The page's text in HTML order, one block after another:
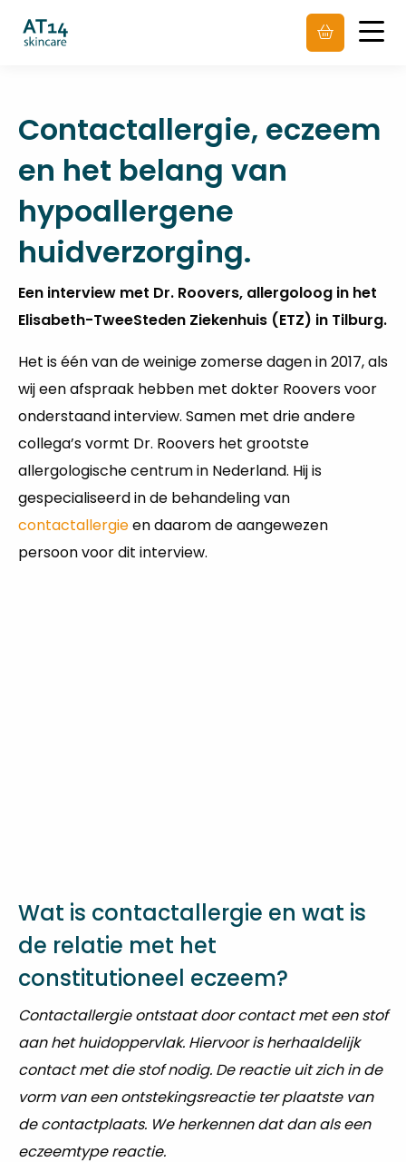
Contactallergie, eczeem
en het belang van
hypoallergene
huidverzorging.
Een interview met Dr. Roovers, allergoloog in het
Elisabeth-TweeSteden Ziekenhuis (ETZ) in Tilburg.
Het is één van de weinige zomerse dagen in 2017, als
wij een afspraak hebben met dokter Roovers voor
onderstaand interview. Samen met drie andere
collega’s vormt Dr. Roovers het grootste
allergologische centrum in Nederland. Hij is
gespecialiseerd in de behandeling van
contactallergieen daarom de aangewezen
persoon voor dit interview.
Wat is contactallergie en wat is
de relatie met het
constitutioneel eczeem?
Contactallergie ontstaat door contact met een stof
aan het huidoppervlak. Hiervoor is herhaaldelijk
contact met die stof nodig. De reactie uit zich in de
vorm van een ontstekingsreactie ter plaatste van
de contactplaats. We herkennen dat dan als een
eczeemtype reactie.